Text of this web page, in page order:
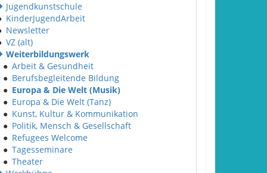
Jugendkunstschule
KinderJugendArbeit
Newsletter
VZ (alt)
Weiterbildungswerk
● Arbeit & Gesundheit
● Berufsbegleitende Bildung
● Europa & Die Welt (Musik)
● Europa & Die Welt (Tanz)
● Kunst, Kultur & Kommunikation
● Politik, Mensch & Gesellschaft
● Refugees Welcome
● Tagesseminare
● Theater